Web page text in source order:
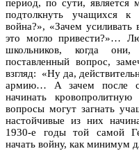
период, по сути,
подтолкнуть учащихся
война?», «Зачем
это могло привести?»…
школьников, когда
поставленный вопрос,
взгляд: «Ну да,
армию… А зачем после
начинать
вопросы могут загнать
настойчивые из них
1930-е годы той самой
начать войну, как минимум